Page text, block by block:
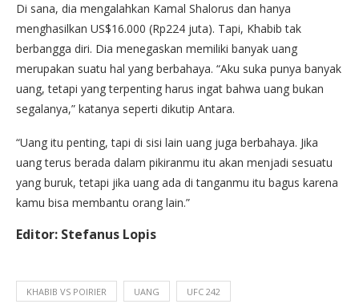
Di sana, dia mengalahkan Kamal Shalorus dan hanya
menghasilkan US$16.000 (Rp224 juta). Tapi, Khabib tak
berbangga diri. Dia menegaskan memiliki banyak uang
merupakan suatu hal yang berbahaya. “Aku suka punya banyak
uang, tetapi yang terpenting harus ingat bahwa uang bukan
segalanya,” katanya seperti dikutip Antara.
“Uang itu penting, tapi di sisi lain uang juga berbahaya. Jika
uang terus berada dalam pikiranmu itu akan menjadi sesuatu
yang buruk, tetapi jika uang ada di tanganmu itu bagus karena
kamu bisa membantu orang lain.”
Editor: Stefanus Lopis
KHABIB VS POIRIER UANG UFC 242